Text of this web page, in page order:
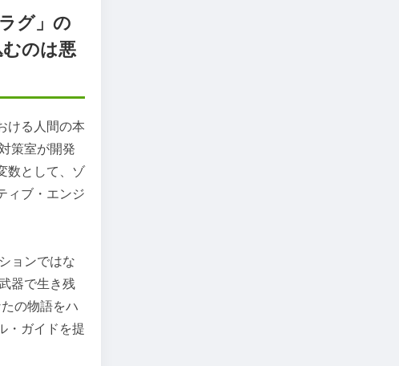
グ」の
のは悪
ける人間の本
策室が開発
数として、ゾ
ィブ・エンジ
ョンではな
器で生き残
の物語をハ
・ガイドを提